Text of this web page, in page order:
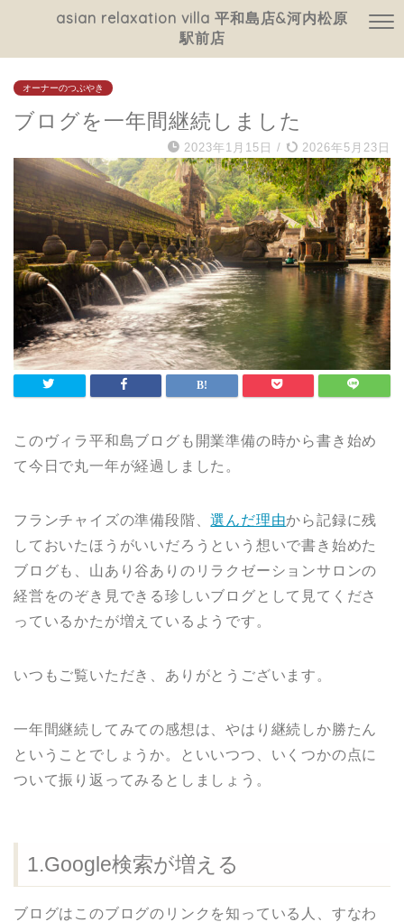
asian relaxation villa 平和島店&河内松原
駅前店
オーナーのつぶやき
ブログを一年間継続しました
2023年1月15日 / 2026年5月23日
このヴィラ平和島ブログも開業準備の時から書き始め
て今日で丸一年が経過しました。
フランチャイズの準備段階、選んだ理由から記録に残
しておいたほうがいいだろうという想いで書き始めた
ブログも、山あり谷ありのリラクゼーションサロンの
経営をのぞき見できる珍しいブログとして見てくださ
っているかたが増えているようです。
いつもご覧いただき、ありがとうございます。
一年間継続してみての感想は、やはり継続しか勝たん
ということでしょうか。といいつつ、いくつかの点に
ついて振り返ってみるとしましょう。
1.Google検索が増える
ブログはこのブログのリンクを知っている人、すなわ